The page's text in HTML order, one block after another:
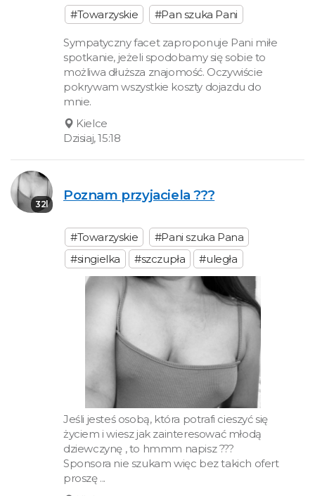
#Towarzyskie #Pan szuka Pani
Sympatyczny facet zaproponuje Pani miłe
spotkanie, jeżeli spodobamy się sobie to
możliwa dłuższa znajomość. Oczywiście
pokrywam wszystkie koszty dojazdu do
mnie.
Kielce
Dzisiaj, 15:18
32l
Poznam przyjaciela ???
#Towarzyskie
#Pani szuka Pana
#singielka
#szczupła #uległa
Jeśli jesteś osobą, która potrafi cieszyć się
życiem i wiesz jak zainteresować młodą
dziewczynę , to hmmm napisz ???
Sponsora nie szukam więc bez takich ofert
proszę ...